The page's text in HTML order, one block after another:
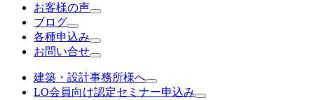
お客様の声
ブログ
各種申込み
お問い合せ
建築・設計事務所様へ
LO会員向け認定セミナー申込み